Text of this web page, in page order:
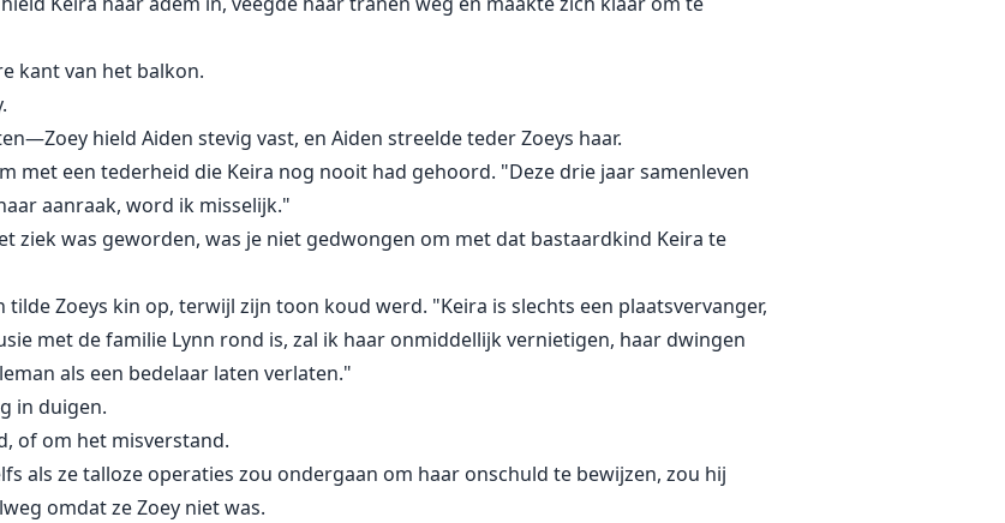
kant van het balkon.
hield Aiden stevig vast, en Aiden streelde teder Zoeys haar.
met een tederheid die Keira nog nooit had gehoord. "Deze drie jaar samenleven
aanraak, word ik misselijk."
ziek was geworden, was je niet gedwongen om met dat bastaardkind Keira te
Zoeys kin op, terwijl zijn toon koud werd. "Keira is slechts een plaatsvervanger,
met de familie Lynn rond is, zal ik haar onmiddellijk vernietigen, haar dwingen
als een bedelaar laten verlaten."
in duigen.
of om het misverstand.
als ze talloze operaties zou ondergaan om haar onschuld te bewijzen, zou hij
omdat ze Zoey niet was.